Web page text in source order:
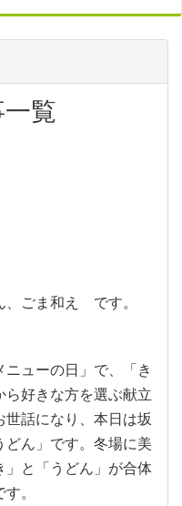
覧
、ごま和え です。
ューの日」で、「き
好きな方を選ぶ献立
話になり、本日は坂
ん」です。冬場に美
」と「うどん」が合体
。